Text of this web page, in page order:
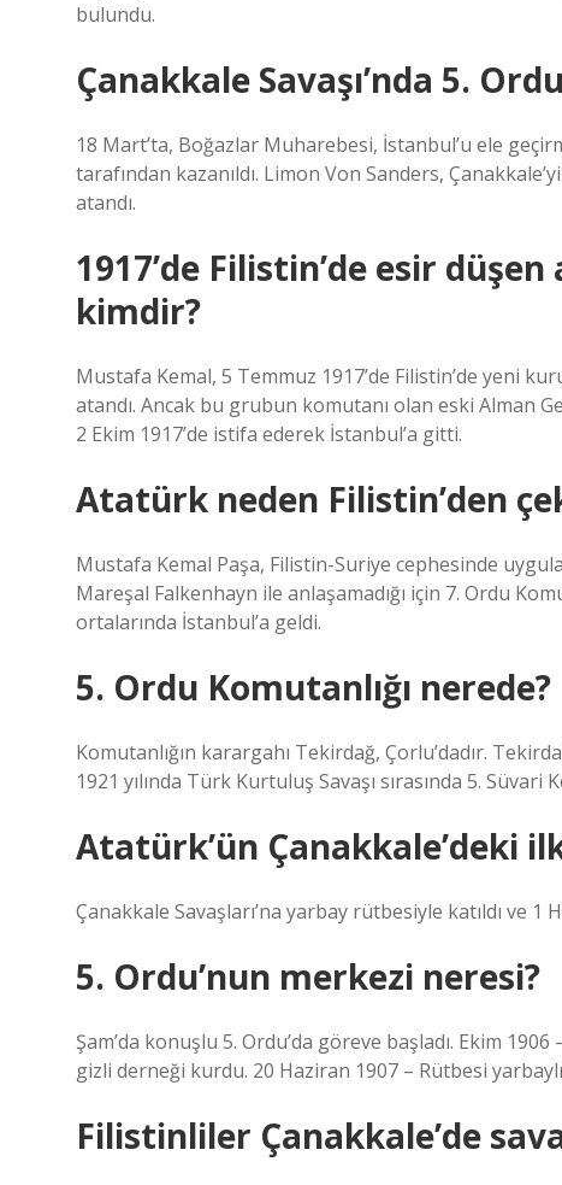
bulundu.
Çanakkale Savaşı’nda 5.
18 Mart’ta, Boğazlar Muharebesi, İstanbul’u ele
tarafından kazanıldı. Limon Von Sanders,
atandı.
1917’de Filistin’de esir
kimdir?
Mustafa Kemal, 5 Temmuz 1917’de Filistin’de yeni
atandı. Ancak bu grubun komutanı olan eski Alman
2 Ekim 1917’de istifa ederek İstanbul’a gitti.
Atatürk neden Filistin’den
Mustafa Kemal Paşa, Filistin-Suriye cephesinde
Mareşal Falkenhayn ile anlaşamadığı için 7. Ordu
ortalarında İstanbul’a geldi.
5. Ordu Komutanlığı nerede?
Komutanlığın karargahı Tekirdağ, Çorlu’dadır.
1921 yılında Türk Kurtuluş Savaşı sırasında 5.
Atatürk’ün Çanakkale’deki
Çanakkale Savaşları’na yarbay rütbesiyle katıldı ve 1
5. Ordu’nun merkezi neresi?
Şam’da konuşlu 5. Ordu’da göreve başladı. Ekim
gizli derneği kurdu. 20 Haziran 1907 – Rütbesi
Filistinliler Çanakkale’de